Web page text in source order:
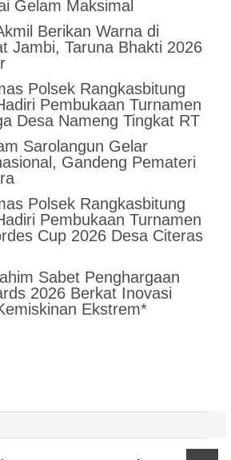
Gelam Maksimal
Berikan Warna di
Jambi, Taruna Bhakti 2026
Polsek Rangkasbitung
Pembukaan Turnamen
Desa Nameng Tingkat RT
Sarolangun Gelar
Gandeng Pemateri
Polsek Rangkasbitung
Pembukaan Turnamen
Cup 2026 Desa Citeras
Sabet Penghargaan
2026 Berkat Inovasi
Ekstrem*